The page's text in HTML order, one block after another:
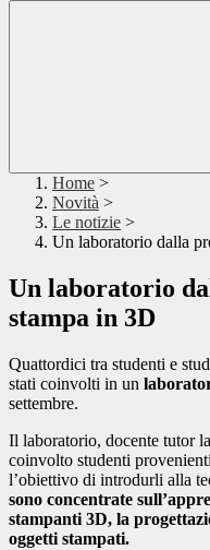
Home >
Novità >
Le notizie >
Un laboratorio dalla
Un laboratorio
stampa in 3D
Quattordici tra studenti e
stati coinvolti in un
settembre.
Il laboratorio, docente tutor
coinvolto studenti
l’obiettivo di introdurli alla
sono concentrate
stampanti 3D, la
oggetti stampati.